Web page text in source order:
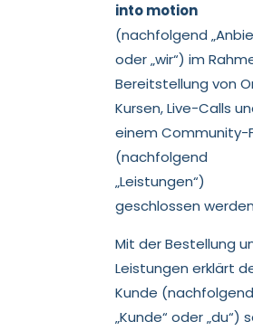
into motion
(nachfolgend
oder „wir“) im
Bereitstellung von
Kursen, Live-Calls
einem Community-
(nachfolgend
„Leistungen“)
geschlossen
Mit der Bestellung
Leistungen erklärt
Kunde (nachfolgend
„Kunde“ oder „du“)